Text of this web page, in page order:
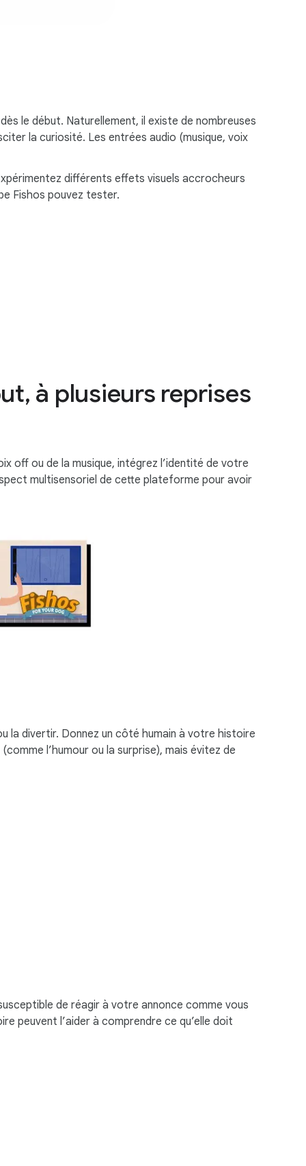
le début. Naturellement, il existe de nombreuses
la curiosité. Les entrées audio (musique, voix
différents effets visuels accrocheurs
Fishos pouvez tester.
à plusieurs reprises
off ou de la musique, intégrez l’identité de votre
multisensoriel de cette plateforme pour avoir
la divertir. Donnez un côté humain à votre histoire
l’humour ou la surprise), mais évitez de
de réagir à votre annonce comme vous
peuvent l’aider à comprendre ce qu’elle doit